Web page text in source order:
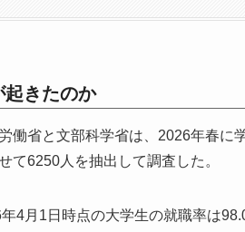
起きたのか
働省と文部科学省は、2026年春に
て6250人を抽出して調査した。
4月1日時点の大学生の就職率は